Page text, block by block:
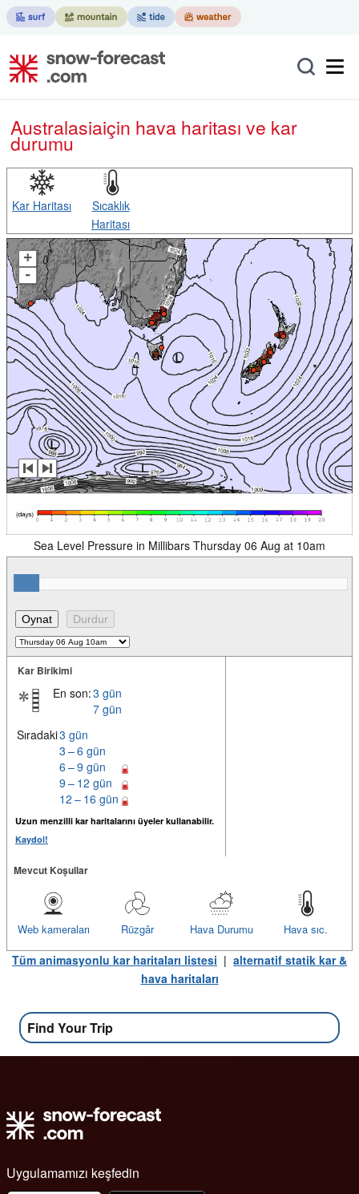
Australasiaiçin hava haritası ve kar
durumu
Kar Haritası
Sıcaklık
Haritası
+
-
Sea Level Pressure in Millibars Thursday 06 Aug at 10am
Kar Birikimi
En son:3 gün
7 gün
Sıradaki3 gün
3 – 6 gün
6 – 9 gün
9 – 12 gün
12 – 16 gün
Uzun menzilli kar haritalarını üyeler kullanabilir.
Kaydol!
Mevcut Koşullar
Hava sıc.
Hava Durumu
Rüzgâr
Web kameraları
Tüm animasyonlu kar haritaları listesi | alternatif statik kar &
hava haritaları
Find Your Trip
Uygulamamızı keşfedin